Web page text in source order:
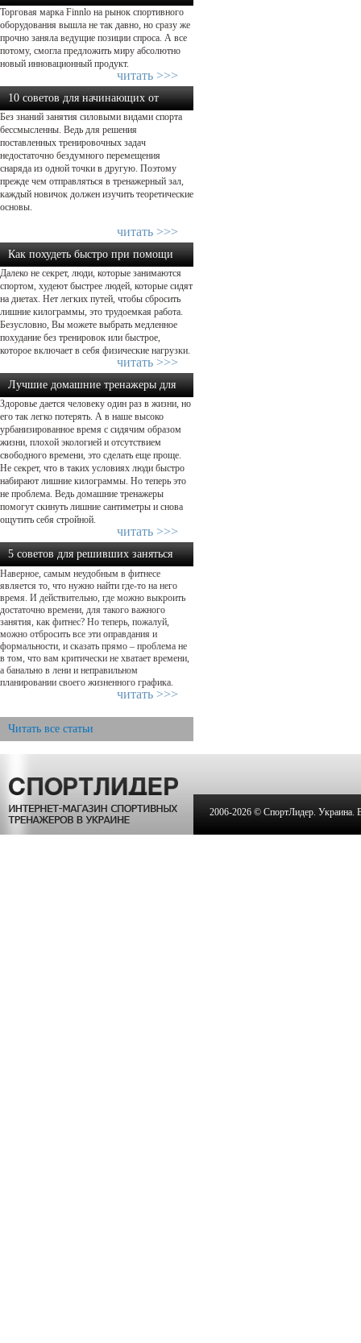
Добро пожаловать домой – начнем ...
Торговая марка Finnlo на рынок спортивного
оборудования вышла не так давно, но сразу же
прочно заняла ведущие позиции спроса. А все
потому, смогла предложить миру абсолютно
новый инновационный продукт.
читать >>>
10 советов для начинающих от
экспертов в силовом тренин...
Без знаний занятия силовыми видами спорта
бессмысленны. Ведь для решения
поставленных тренировочных задач
недостаточно бездумного перемещения
снаряда из одной точки в другую. Поэтому
прежде чем отправляться в тренажерный зал,
каждый новичок должен изучить теоретические
основы.
читать >>>
Как похудеть быстро при помощи
физической нагрузки...
Далеко не секрет, люди, которые занимаются
спортом, худеют быстрее людей, которые сидят
на диетах. Нет легких путей, чтобы сбросить
лишние килограммы, это трудоемкая работа.
Безусловно, Вы можете выбрать медленное
похудание без тренировок или быстрое,
которое включает в себя физические нагрузки.
читать >>>
Лучшие домашние тренажеры для
похудения: какой выбрать?...
Здоровье дается человеку один раз в жизни, но
его так легко потерять. А в наше высоко
урбанизированное время с сидячим образом
жизни, плохой экологией и отсутствием
свободного времени, это сделать еще проще.
Не секрет, что в таких условиях люди быстро
набирают лишние килограммы. Но теперь это
не проблема. Ведь домашние тренажеры
помогут скинуть лишние сантиметры и снова
ощутить себя стройной.
читать >>>
5 советов для решивших заняться
фитнесом...
Наверное, самым неудобным в фитнесе
является то, что нужно найти где-то на него
время. И действительно, где можно выкроить
достаточно времени, для такого важного
занятия, как фитнес? Но теперь, пожалуй,
можно отбросить все эти оправдания и
формальности, и сказать прямо – проблема не
в том, что вам критически не хватает времени,
а банально в лени и неправильном
планировании своего жизненного графика.
читать >>>
Читать все статьи
2006-2026 © СпортЛидер. Украина.